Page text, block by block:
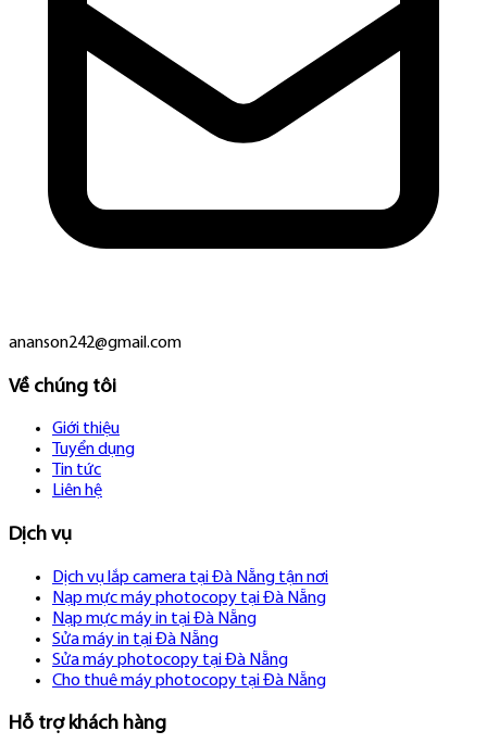
ananson242@gmail.com
Về chúng tôi
Giới thiệu
Tuyển dụng
Tin tức
Liên hệ
Dịch vụ
Dịch vụ lắp camera tại Đà Nẵng tận nơi
Nạp mực máy photocopy tại Đà Nẵng
Nạp mực máy in tại Đà Nẵng
Sửa máy in tại Đà Nẵng
Sửa máy photocopy tại Đà Nẵng
Cho thuê máy photocopy tại Đà Nẵng
Hỗ trợ khách hàng